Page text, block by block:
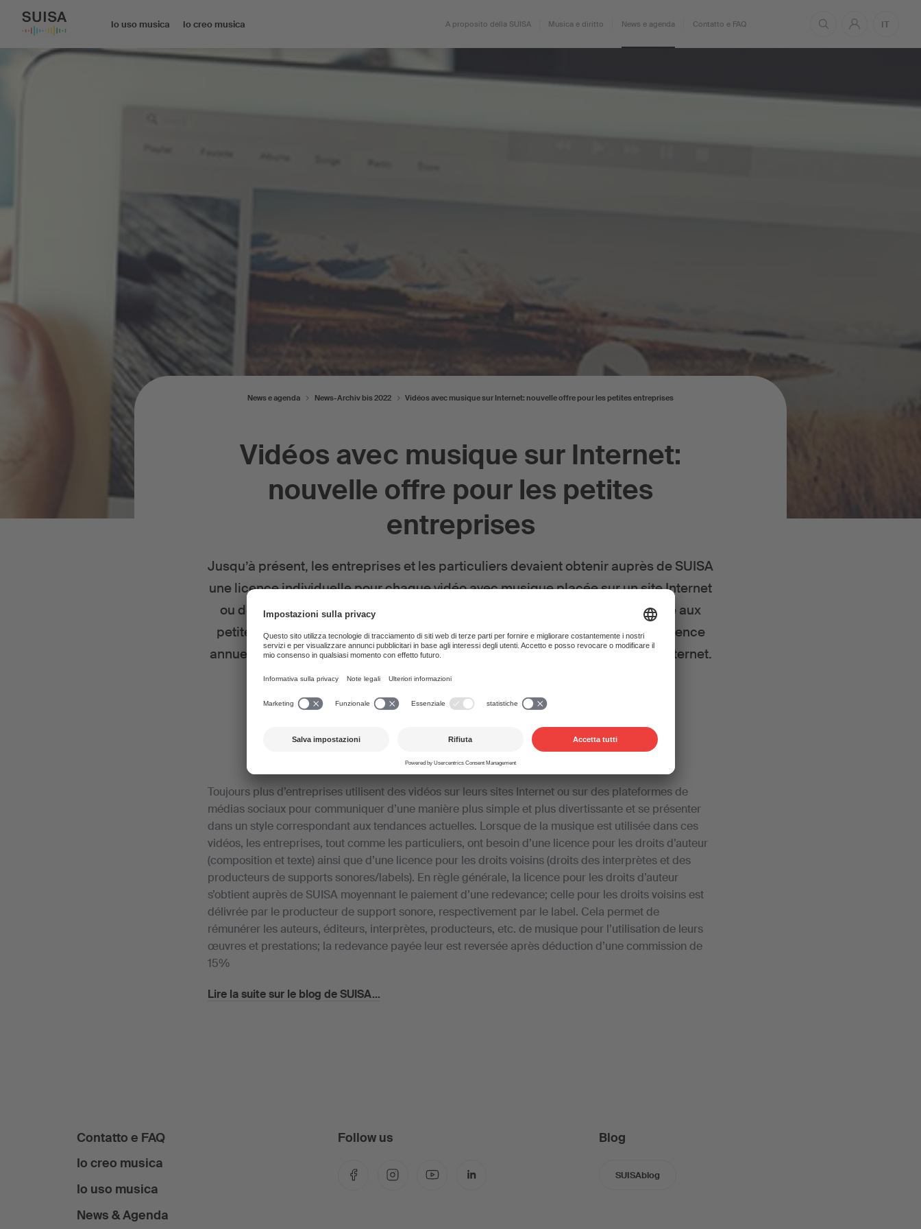
Io uso musica Io creo musica A proposito della SUISA Musica e diritto News e agenda Contatto e FAQ IT
Vidéos avec musique sur Internet:
nouvelle offre pour les petites
entreprises
Jusqu’à présent, les entreprises et les particuliers devaient obtenir auprès de SUISA
une licence individuelle pour chaque vidéo avec musique placée sur un site Internet
ou des plateformes de médias sociaux. Dès novembre 2019, SUISA propose aux
petites entreprises, en collaboration avec son partenaire Audion Sàrl, une licence
annuelle forfaitaire pour l’utilisation online de musique dans des vidéos sur Internet.
News e agenda News-Archiv bis 2022 Vidéos avec musique sur Internet: nouvelle offre pour les petites entreprises
Toujours plus d’entreprises utilisent des vidéos sur leurs sites Internet ou sur des plateformes de
médias sociaux pour communiquer d’une manière plus simple et plus divertissante et se présenter
dans un style correspondant aux tendances actuelles. Lorsque de la musique est utilisée dans ces
vidéos, les entreprises, tout comme les particuliers, ont besoin d’une licence pour les droits d’auteur
(composition et texte) ainsi que d’une licence pour les droits voisins (droits des interprètes et des
producteurs de supports sonores/labels). En règle générale, la licence pour les droits d’auteur
s’obtient auprès de SUISA moyennant le paiement d’une redevance; celle pour les droits voisins est
délivrée par le producteur de support sonore, respectivement par le label. Cela permet de
rémunérer les auteurs, éditeurs, interprètes, producteurs, etc. de musique pour l’utilisation de leurs
œuvres et prestations; la redevance payée leur est reversée après déduction d’une commission de
15%
Lire la suite sur le blog de SUISA...
Contatto e FAQ
Io creo musica
Io uso musica
News & Agenda
Follow us
FacebookInstagram
Blog
SUISAblog